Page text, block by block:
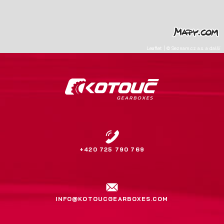
Leaflet ©Seznam.cz a.s. a další
+420 725 790 769
INFO@KOTOUCGEARBOXES.COM